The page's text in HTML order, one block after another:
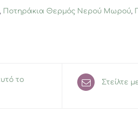
, Ποτηράκια Θερμός Νερού Μωρού,
το
Στείλτε